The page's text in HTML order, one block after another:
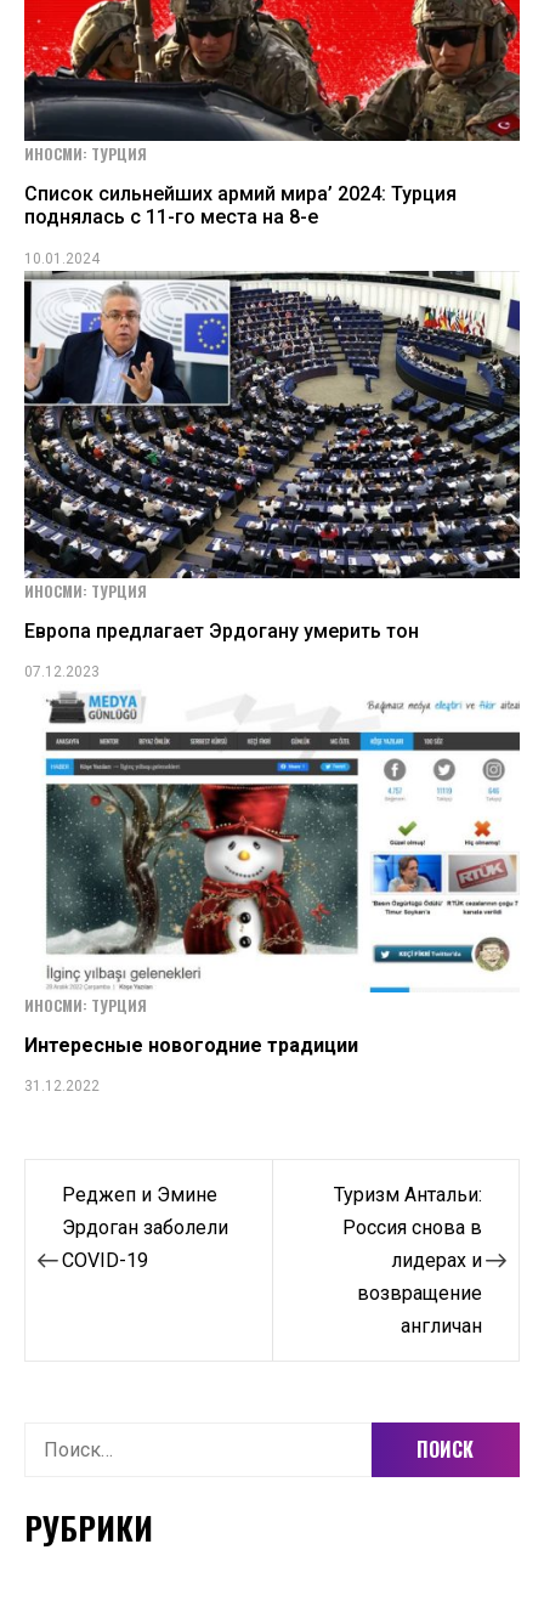
ИНОСМИ: ТУРЦИЯ
Cписок сильнейших армий мира’ 2024: Турция
поднялась с 11-го места на 8-е
10.01.2024
ИНОСМИ: ТУРЦИЯ
Европа предлагает Эрдогану умерить тон
07.12.2023
ИНОСМИ: ТУРЦИЯ
Интересные новогодние традиции
31.12.2022
Навигация
Реджеп и Эмине
Эрдоган заболели
COVID-19
Туризм Антальи:
Россия снова в
лидерах и
возвращение
англичан
Найти:
РУБРИКИ